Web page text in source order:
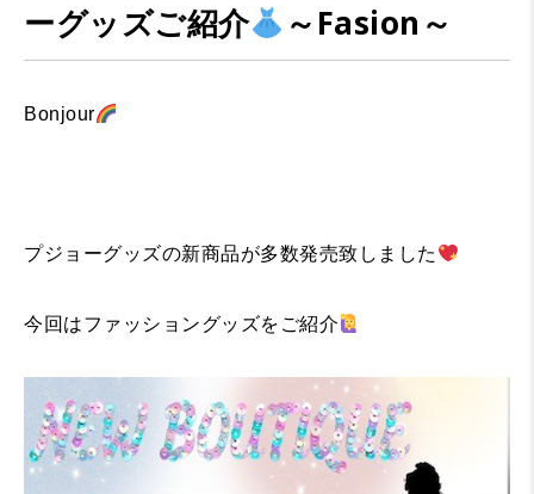
ーグッズご紹介
～Fasion～
Bonjour
プジョーグッズの新商品が多数発売致しました
今回はファッショングッズをご紹介